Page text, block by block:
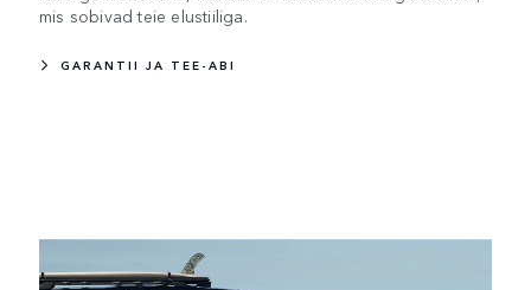
mis sobivad teie elustiiliga.
GARANTII JA TEE-ABI